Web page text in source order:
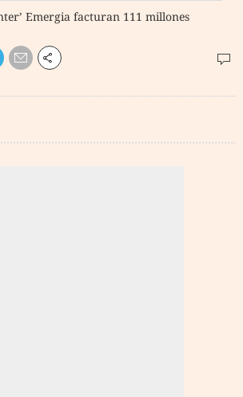
Emergia facturan 111 millones